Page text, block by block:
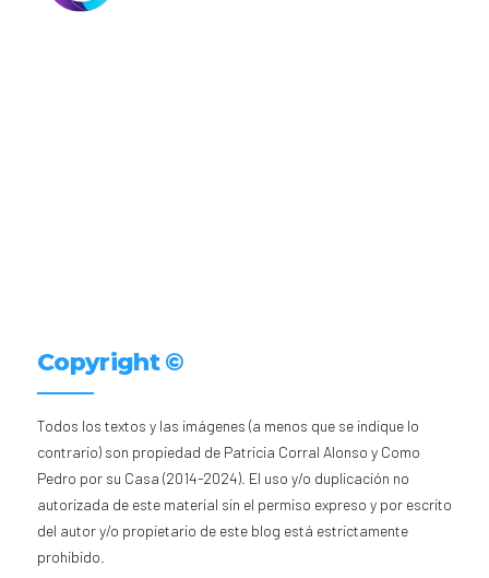
Copyright ©
Todos los textos y las imágenes (a menos que se indique lo
contrario) son propiedad de Patricia Corral Alonso y Como
Pedro por su Casa (2014-2024). El uso y/o duplicación no
autorizada de este material sin el permiso expreso y por escrito
del autor y/o propietario de este blog está estrictamente
prohibido.